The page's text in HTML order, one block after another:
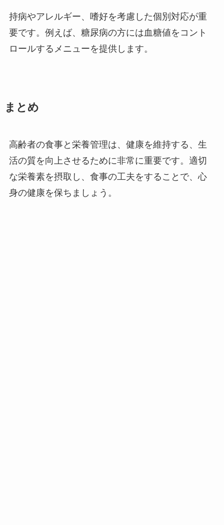
持病やアレルギー、嗜好を考慮した個別対応が重
要です。例えば、糖尿病の方には血糖値をコント
ロールするメニューを提供します。
まとめ
高齢者の食事と栄養管理は、健康を維持する、生
活の質を向上させるために非常に重要です。適切
な栄養素を摂取し、食事の工夫をすることで、心
身の健康を保ちましょう。